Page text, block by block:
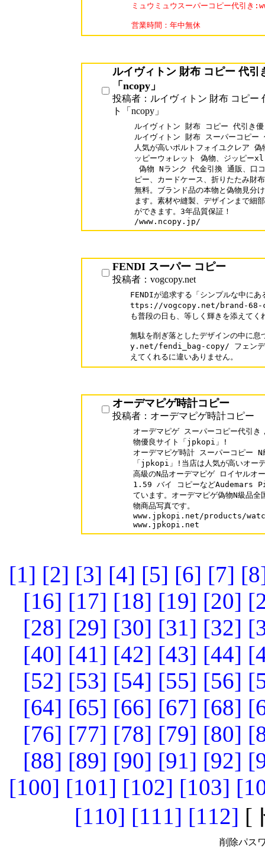
ミュウミュウスーパーコピー代引
営業時間：年中無休
ルイヴィトン 財布 コピー 代引
「ncopy」
投稿者：ルイヴィトン 財布 コピー
ト「ncopy」
ルイヴィトン 財布 コピー 代引き
ルイヴィトン 財布 スーパーコピー
人気が高いポルトフォイユクレア
ッピーウォレット 偽物、ジッピー
偽物 Nランク 代金引換 通販、口
ピー、カードケース、折りたたみ財
無料。ブランド品の本物と偽物見分
ます。素材や縫製、デザインまで細
ができます。3年品質保証！
/www.ncopy.jp/
FENDI スーパー コピー
投稿者：vogcopy.net
FENDIが追求する「シンプルな中に
ttps://vogcopy.net/brand-68-
も普段の日も、等しく輝きを添えてく
無駄を削ぎ落としたデザインの中
y.net/fendi_bag-copy/ フェンデ
えてくれるに違いありません。
オーデマピゲ時計コピー
投稿者：オーデマピゲ時計コピー
オーデマピゲ スーパーコピー代引き
物優良サイト「jpkopi」!
オーデマピゲ時計 スーパーコピー
「jpkopi」!当店は人気が高いオー
高級のN品オーデマピゲ ロイヤルオ
1.59 バイ コピーなどAudemars
ています。オーデマピゲ偽物N級品
物商品写真です。
www.jpkopi.net/products/
www.jpkopi.net
[1] [2] [3] [4] [5] [6] [7]
[16] [17] [18] [19] [20]
[28] [29] [30] [31] [32]
[40] [41] [42] [43] [44]
[52] [53] [54] [55] [56]
[64] [65] [66] [67] [68]
[76] [77] [78] [79] [80]
[88] [89] [90] [91] [92]
[100] [101] [102] [103]
[110] [111] [112] [
削除パス